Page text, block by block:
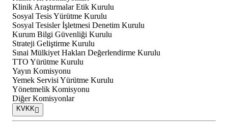
Klinik Araştırmalar Etik Kurulu
Sosyal Tesis Yürütme Kurulu
Sosyal Tesisler İşletmesi Denetim Kurulu
Kurum Bilgi Güvenliği Kurulu
Strateji Geliştirme Kurulu
Sınai Mülkiyet Hakları Değerlendirme Kurulu
TTO Yürütme Kurulu
Yayın Komisyonu
Yemek Servisi Yürütme Kurulu
Yönetmelik Komisyonu
Diğer Komisyonlar
KVKK